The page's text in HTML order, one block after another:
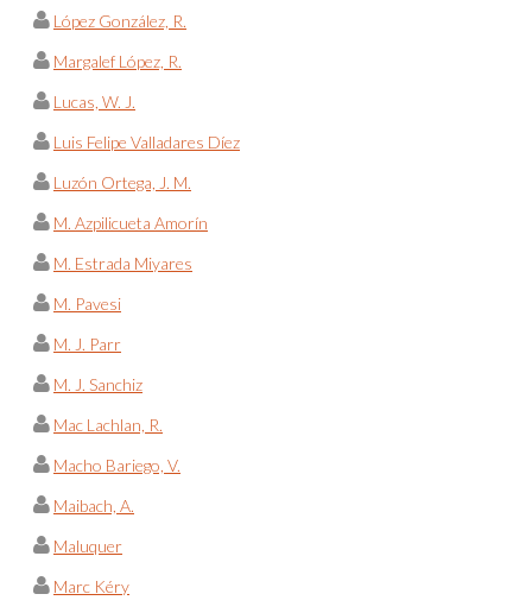
López González, R.
Margalef López, R.
Lucas, W. J.
Luis Felipe Valladares Díez
Luzón Ortega, J. M.
M. Azpilicueta Amorín
M. Estrada Miyares
M. Pavesi
M. J. Parr
M. J. Sanchiz
Mac Lachlan, R.
Macho Bariego, V.
Maibach, A.
Maluquer
Marc Kéry